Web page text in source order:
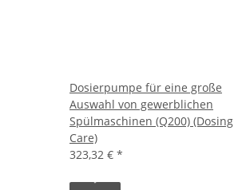
Dosierpumpe für eine große
Auswahl von gewerblichen
Spülmaschinen (Q200) (Dosing
Care)
323,32 € *